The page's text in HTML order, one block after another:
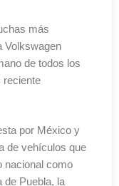
más
Volkswagen
de todos los
reciente
por México y
de vehículos que
nacional como
de Puebla, la